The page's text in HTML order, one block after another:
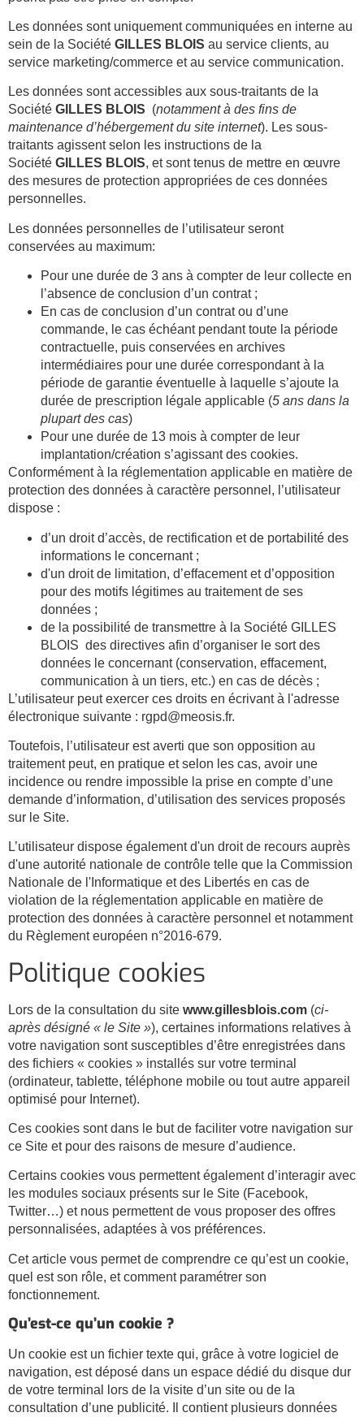
Les données sont uniquement communiquées en interne au
sein de la Société GILLES BLOIS au service clients, au
service marketing/commerce et au service communication.
Les données sont accessibles aux sous-traitants de la
Société GILLES BLOIS (notamment à des fins de
maintenance d’hébergement du site internet). Les sous-
traitants agissent selon les instructions de la
Société GILLES BLOIS, et sont tenus de mettre en œuvre
des mesures de protection appropriées de ces données
personnelles.
Les données personnelles de l’utilisateur seront
conservées au maximum:
Pour une durée de 3 ans à compter de leur collecte en
l’absence de conclusion d’un contrat ;
En cas de conclusion d’un contrat ou d’une
commande, le cas échéant pendant toute la période
contractuelle, puis conservées en archives
intermédiaires pour une durée correspondant à la
période de garantie éventuelle à laquelle s’ajoute la
durée de prescription légale applicable (5 ans dans la
plupart des cas)
Pour une durée de 13 mois à compter de leur
implantation/création s’agissant des cookies.
Conformément à la réglementation applicable en matière de
protection des données à caractère personnel, l’utilisateur
dispose :
d’un droit d’accès, de rectification et de portabilité des
informations le concernant ;
d'un droit de limitation, d’effacement et d’opposition
pour des motifs légitimes au traitement de ses
données ;
de la possibilité de transmettre à la Société GILLES
BLOIS des directives afin d’organiser le sort des
données le concernant (conservation, effacement,
communication à un tiers, etc.) en cas de décès ;
L’utilisateur peut exercer ces droits en écrivant à l'adresse
électronique suivante : rgpd@meosis.fr.
Toutefois, l’utilisateur est averti que son opposition au
traitement peut, en pratique et selon les cas, avoir une
incidence ou rendre impossible la prise en compte d’une
demande d’information, d’utilisation des services proposés
sur le Site.
L’utilisateur dispose également d'un droit de recours auprès
d'une autorité nationale de contrôle telle que la Commission
Nationale de l'Informatique et des Libertés en cas de
violation de la réglementation applicable en matière de
protection des données à caractère personnel et notamment
du Règlement européen n°2016-679.
Politique cookies
Lors de la consultation du site www.gillesblois.com (ci-
après désigné « le Site »), certaines informations relatives à
votre navigation sont susceptibles d’être enregistrées dans
des fichiers « cookies » installés sur votre terminal
(ordinateur, tablette, téléphone mobile ou tout autre appareil
optimisé pour Internet).
Ces cookies sont dans le but de faciliter votre navigation sur
ce Site et pour des raisons de mesure d’audience.
Certains cookies vous permettent également d’interagir avec
les modules sociaux présents sur le Site (Facebook,
Twitter…) et nous permettent de vous proposer des offres
personnalisées, adaptées à vos préférences.
Cet article vous permet de comprendre ce qu’est un cookie,
quel est son rôle, et comment paramétrer son
fonctionnement.
Qu’est-ce qu’un cookie ?
Un cookie est un fichier texte qui, grâce à votre logiciel de
navigation, est déposé dans un espace dédié du disque dur
de votre terminal lors de la visite d’un site ou de la
consultation d’une publicité. Il contient plusieurs données